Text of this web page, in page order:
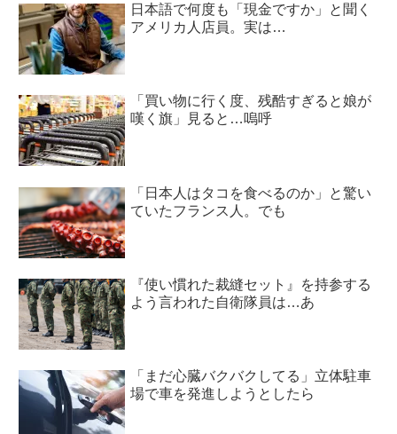
日本語で何度も「現金ですか」と聞く
アメリカ人店員。実は…
「買い物に行く度、残酷すぎると娘が
嘆く旗」見ると…嗚呼
「日本人はタコを食べるのか」と驚い
ていたフランス人。でも
『使い慣れた裁縫セット』を持参する
よう言われた自衛隊員は…あ
「まだ心臓バクバクしてる」立体駐車
場で車を発進しようとしたら